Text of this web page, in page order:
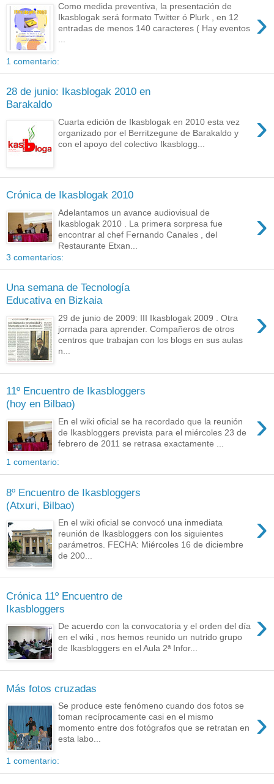
›
Como medida preventiva, la presentación de
Ikasblogak será formato Twitter ó Plurk , en 12
entradas de menos 140 caracteres ( Hay eventos
1 comentario:
28 de junio: Ikasblogak 2010 en
Barakaldo
›
Cuarta edición de Ikasblogak en 2010 esta vez
organizado por el Berritzegune de Barakaldo y
con el apoyo del colectivo Ikasblogg...
Crónica de Ikasblogak 2010
›
Adelantamos un avance audiovisual de
Ikasblogak 2010 . La primera sorpresa fue
encontrar al chef Fernando Canales , del
Restaurante Etxan...
3 comentarios:
Una semana de Tecnología
Educativa en Bizkaia
›
29 de junio de 2009: III Ikasblogak 2009 . Otra
jornada para aprender. Compañeros de otros
centros que trabajan con los blogs en sus aulas
n...
11º Encuentro de Ikasbloggers
(hoy en Bilbao)
›
En el wiki oficial se ha recordado que la reunión
de Ikasbloggers prevista para el miércoles 23 de
febrero de 2011 se retrasa exactamente ...
1 comentario:
8º Encuentro de Ikasbloggers
(Atxuri, Bilbao)
›
En el wiki oficial se convocó una inmediata
reunión de Ikasbloggers con los siguientes
parámetros. FECHA: Miércoles 16 de diciembre
de 200...
Crónica 11º Encuentro de
Ikasbloggers
›
De acuerdo con la convocatoria y el orden del día
en el wiki , nos hemos reunido un nutrido grupo
de Ikasbloggers en el Aula 2ª Infor...
Más fotos cruzadas
›
Se produce este fenómeno cuando dos fotos se
toman recíprocamente casi en el mismo
momento entre dos fotógrafos que se retratan en
esta labo...
1 comentario: